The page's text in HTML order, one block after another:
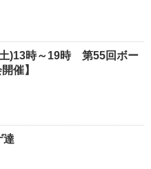
土)13時～19時 第55回ボー
催】
達